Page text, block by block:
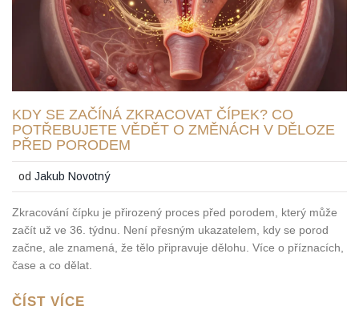
KDY SE ZAČÍNÁ ZKRACOVAT ČÍPEK? CO
POTŘEBUJETE VĚDĚT O ZMĚNÁCH V DĚLOZE
PŘED PORODEM
odJakub Novotný
Zkracování čípku je přirozený proces před porodem, který může
začít už ve 36. týdnu. Není přesným ukazatelem, kdy se porod
začne, ale znamená, že tělo připravuje dělohu. Více o příznacích,
čase a co dělat.
ČÍST VÍCE